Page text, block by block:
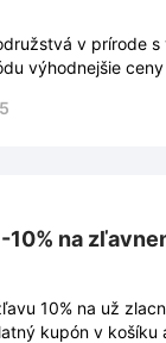
v prírode
výhodnejšie
na
10% na už
kupón v košíku